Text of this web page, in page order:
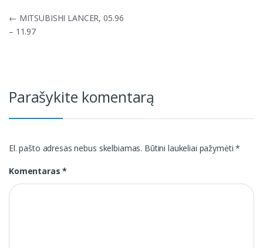
Navigacija
tarp
įrašų
← MITSUBISHI LANCER, 05.96
– 11.97
Parašykite komentarą
El. pašto adresas nebus skelbiamas. Būtini laukeliai pažymėti*
Komentaras*